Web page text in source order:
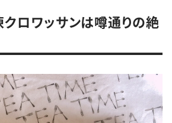
クロワッサンは噂通りの絶